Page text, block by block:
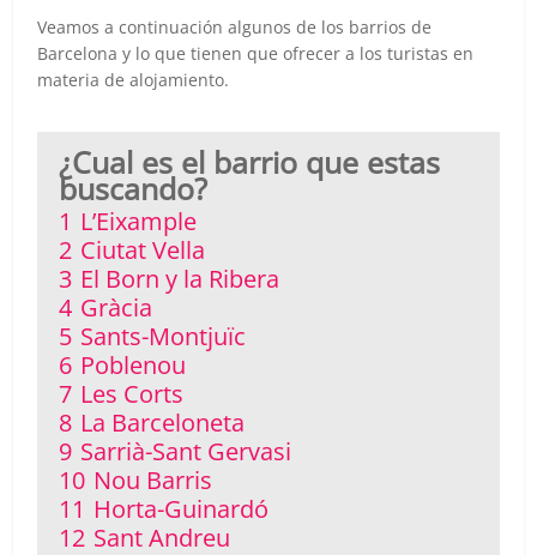
Veamos a continuación algunos de los barrios de
Barcelona y lo que tienen que ofrecer a los turistas en
materia de alojamiento.
¿Cual es el barrio que estas
buscando?
1 L’Eixample
2 Ciutat Vella
3 El Born y la Ribera
4 Gràcia
5 Sants-Montjuïc
6 Poblenou
7 Les Corts
8 La Barceloneta
9 Sarrià-Sant Gervasi
10 Nou Barris
11 Horta-Guinardó
12 Sant Andreu